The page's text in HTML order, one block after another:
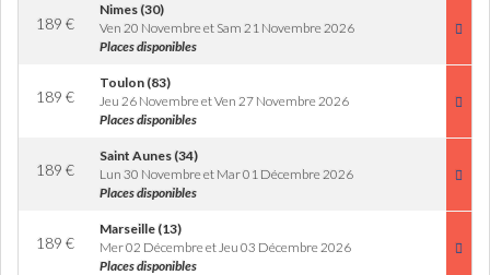
189 €
Nimes (30)
Ven 20 Novembre et Sam 21 Novembre 2026
Places disponibles
189 €
Toulon (83)
Jeu 26 Novembre et Ven 27 Novembre 2026
Places disponibles
189 €
Saint Aunes (34)
Lun 30 Novembre et Mar 01 Décembre 2026
Places disponibles
189 €
Marseille (13)
Mer 02 Décembre et Jeu 03 Décembre 2026
Places disponibles